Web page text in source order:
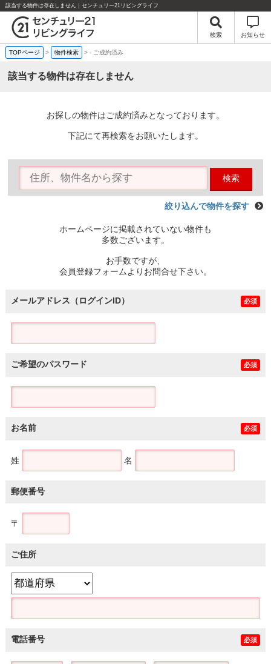
該当する物件は存在しません｜センチュリー21リビングライフ
検索 お知らせ
TOPページ > 物件検索 >- ご成約済み
該当する物件は存在しません
お探しの物件はご成約済みとなっております。
下記にて再検索をお願いたします。
検索
絞り込んで物件を探す
ホームページに掲載されていない物件も
多数ございます。
お手数ですが、
会員登録フォームよりお問合せ下さい。
メールアドレス（ログインID） 必須
ご希望のパスワード 必須
お名前 必須
姓 名
郵便番号
〒
ご住所
電話番号 必須